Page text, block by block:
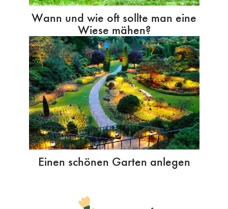
Wann und wie oft sollte man eine
Wiese mähen?
Einen schönen Garten anlegen